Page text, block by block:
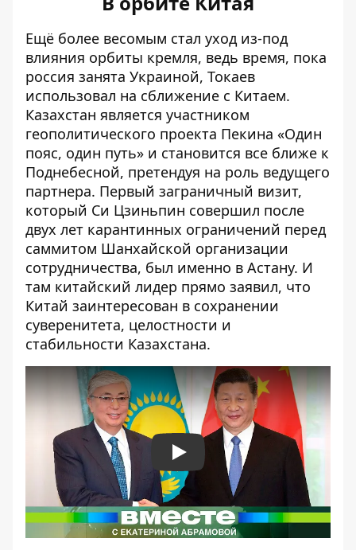
Ещё более весомым стал уход из-под
влияния орбиты кремля, ведь время, пока
россия занята Украиной, Токаев
использовал на сближение с Китаем.
Казахстан является участником
геополитического проекта Пекина «Один
пояс, один путь» и становится все ближе к
Поднебесной, претендуя на роль ведущего
партнера. Первый заграничный визит,
который Си Цзиньпин совершил после
двух лет карантинных ограничений перед
саммитом Шанхайской организации
сотрудничества, был именно в Астану. И
там китайский лидер прямо заявил, что
Китай заинтересован в сохранении
суверенитета, целостности и
стабильности Казахстана.
Play